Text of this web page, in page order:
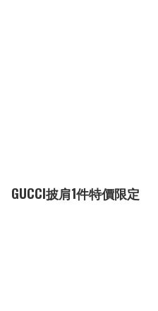
GUCCI披肩1件特價限定